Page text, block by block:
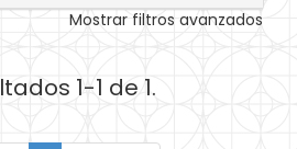
Mostrar filtros avanzados
1-1 de 1.